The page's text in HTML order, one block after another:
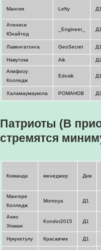
Мангия Lefty
Атениси
Юнайтед
_Engineer_
Лавенгатонга GeoSecret
Навутока Aik
Апифооу
Колледж
Edosik
Халамаумаукола РОМАНОВ
Патриоты (В
стремятся
Команда менеджер Див
Мангере
Колледж
Montoya Д1
Ахио
Улакаи
Kondor2015 Д1
Нукухетулу Красавчик Д1